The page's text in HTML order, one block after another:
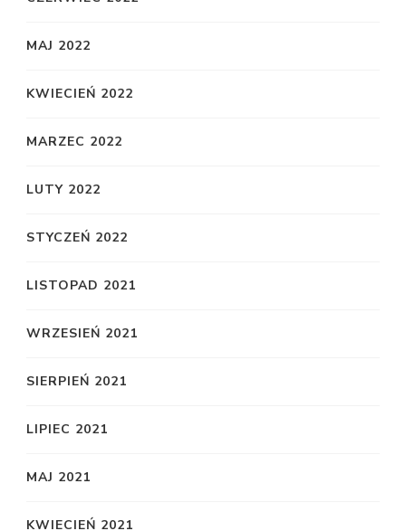
MAJ 2022
KWIECIEŃ 2022
MARZEC 2022
LUTY 2022
STYCZEŃ 2022
LISTOPAD 2021
WRZESIEŃ 2021
SIERPIEŃ 2021
LIPIEC 2021
MAJ 2021
KWIECIEŃ 2021